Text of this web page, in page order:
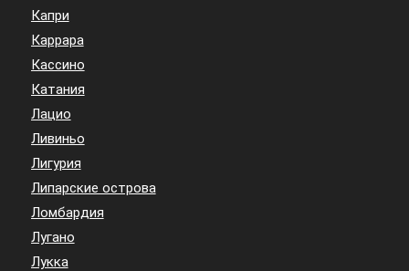
Капри
Каррара
Кассино
Катания
Лацио
Ливиньо
Лигурия
Липарские острова
Ломбардия
Лугано
Лукка